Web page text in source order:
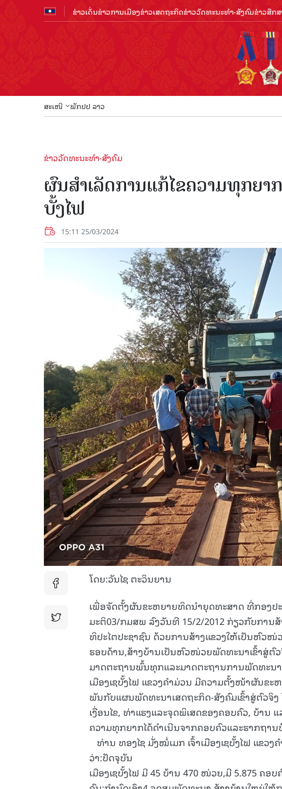
ຂ່າວເດັ່ນຂ່າວການເມືອງຂ່າວເສດຖະກິດຂ່າວວັດທະນະທຳ-ສັງຄົມຂ່າວສືກ
ສະເໜີ ພັກປປ ລາວ
ຂ່າວວັດທະນະທຳ-ສັງຄົມ
ຜົນສໍາເລັດການແກ້ໄຂຄວາມທຸກຍາ
ບັ້ງໄຟ
15:11 25/03/2024
ໂດຍ:ວັນໄຊ ຕະວິນຍານ
ເພື່ອຈັດຕັ້ງຜັນຂະຫຍາຍທິດນໍາຍຸດທະສາດ ທີ່ກອງປ
ມະຕິ03/ກມສພ ລົງວັນທີ 15/2/2012 ກ່ຽວກັບການ
ທິປະໄຕປະຊາຊົນ ດ້ວຍການສ້າງແຂວງໃຫ້ເປັນຫົວ
ຮອບດ້ານ,ສ້າງບ້ານເປັນຫົວໜ່ວຍພັດທະນາເຂົ້າສູ່ຕົ
ມາດຕະຖານພົ້ນທຸກແລະມາດຕະຖານການພັດທະນ
ເມືອງເຊບັ້ງໄຟ ແຂວງຄໍາມ່ວນ ມີຄວາມຕັ້ງໜ້າຜັນຂ
ພັນກັບແຜນພັດທະນາເສດຖະກິດ-ສັງຄົມເຂົ້າສູ່ຕົວຈິງ
ເງື່ອນໄຂ, ທ່າແຮງແລະຈຸດພິເສດຂອງຄອບຄົວ, ບ້ານ
ຄວາມທຸກຍາກໄດ້ດຳເນີນຈາກຄອບຄົວແລະຮາກຖາ
ທ່ານ ທອງໄຊ ມັ່ງໝໍ່ເມກ ເຈົ້າເມືອງເຊບັ້ງໄຟ ແຂ
ວ່າ:ປັດຈຸບັນ
ເມືອງເຊບັ້ງໄຟ ມີ 45 ບ້ານ 470 ໜ່ວຍ,ມີ 5.875 ຄອ